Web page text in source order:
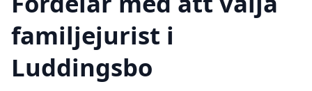
familjejurist i
Luddingsbo